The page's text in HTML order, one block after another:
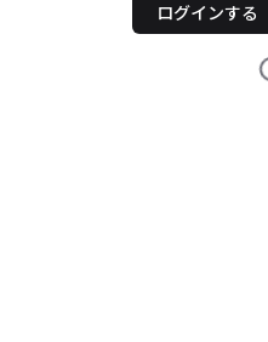
ログインする